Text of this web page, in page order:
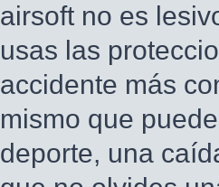
airsoft no es
usas las
accidente más
mismo que
deporte, una